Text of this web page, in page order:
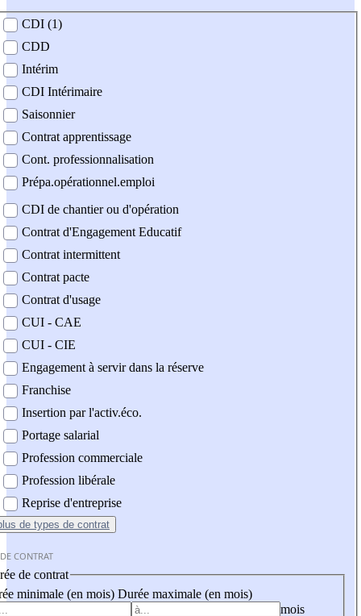
contrat
CDI (1)
CDD
Intérim
CDI Intérimaire
Saisonnier
Contrat apprentissage
Cont. professionnalisation
Prépa.opérationnel.emploi
CDI de chantier ou d'opération
Contrat d'Engagement Educatif
Contrat intermittent
Contrat pacte
Contrat d'usage
CUI - CAE
CUI - CIE
Engagement à servir dans la réserve
Franchise
Insertion par l'activ.éco.
Portage salarial
Profession commerciale
Profession libérale
Reprise d'entreprise
de types de contrat
CONTRAT
de contrat
minimale (en mois) Durée maximale (en mois)
mois